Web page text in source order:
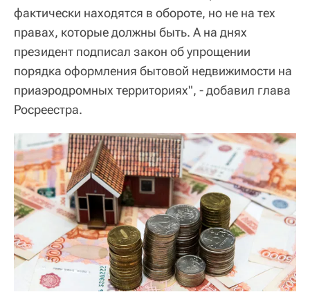
фактически находятся в обороте, но не на тех
правах, которые должны быть. А на днях
президент подписал закон об упрощении
порядка оформления бытовой недвижимости на
приаэродромных территориях", - добавил глава
Росреестра.